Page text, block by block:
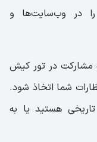
در وب‌سایت‌ها و
مشارکت در تور کیش
شما اتخاذ شود.
تاریخی هستید یا به